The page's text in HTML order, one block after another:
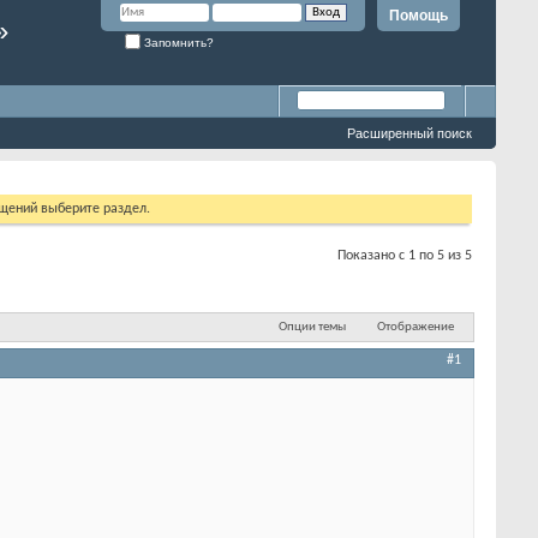
Помощь
Запомнить?
Расширенный поиск
выберите раздел.
Показано с 1 по 5 из 5
Опции темы Отображение
#1